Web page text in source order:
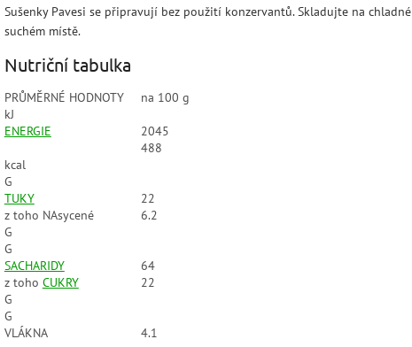
Sušenky Pavesi se připravují bez použití konzervantů. Skladujte na
suchém místě.
Nutriční tabulka
PRŮMĚRNÉ HODNOTY
na 100 g
kJ
ENERGIE
kcal
2045
488
G
TUKY
z toho NAsycené
G
22
6.2
G
SACHARIDY
z toho CUKRY
G
64
22
G
VLÁKNA
4.1